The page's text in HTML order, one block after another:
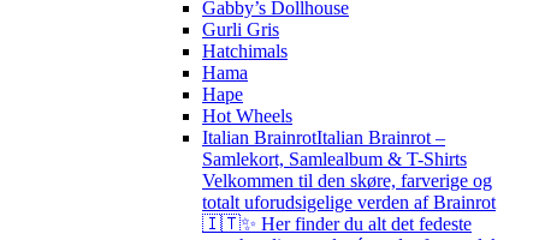
Gabby’s Dollhouse
Gurli Gris
Hatchimals
Hama
Hape
Hot Wheels
Italian BrainrotItalian Brainrot –
Samlekort, Samlealbum & T-Shirts
Velkommen til den skøre, farverige og
totalt uforudsigelige verden af Brainrot
🇮🇹✨ Her finder du alt det fedeste